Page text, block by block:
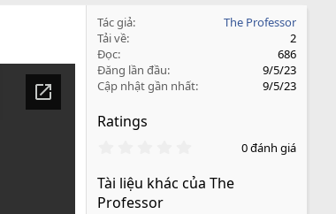
Tác giả
The Professor
Tải về
2
Đọc
686
Đăng lần đầu
9/5/23
Cập nhật gần nhất
9/5/23
Ratings
0
0
0 đánh giá
Tài liệu khác của The
Professor